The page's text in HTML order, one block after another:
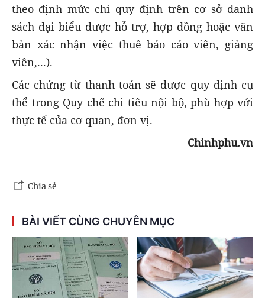
theo định mức chi quy định trên cơ sở danh
sách đại biểu được hỗ trợ, hợp đồng hoặc văn
bản xác nhận việc thuê báo cáo viên, giảng
viên,...).
Các chứng từ thanh toán sẽ được quy định cụ
thể trong Quy chế chi tiêu nội bộ, phù hợp với
thực tế của cơ quan, đơn vị.
Chinhphu.vn
Chia sẻ
BÀI VIẾT CÙNG CHUYÊN MỤC